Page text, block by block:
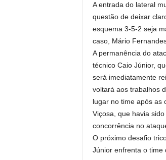
A entrada do lateral
questão de deixar
esquema 3-5-2 seja
caso, Mário
A permanência do
técnico Caio Júnior,
será imediatamente
voltará aos trabalhos
lugar no time após as
Viçosa, que havia
concorrência no
O próximo desafio
Júnior enfrenta o time